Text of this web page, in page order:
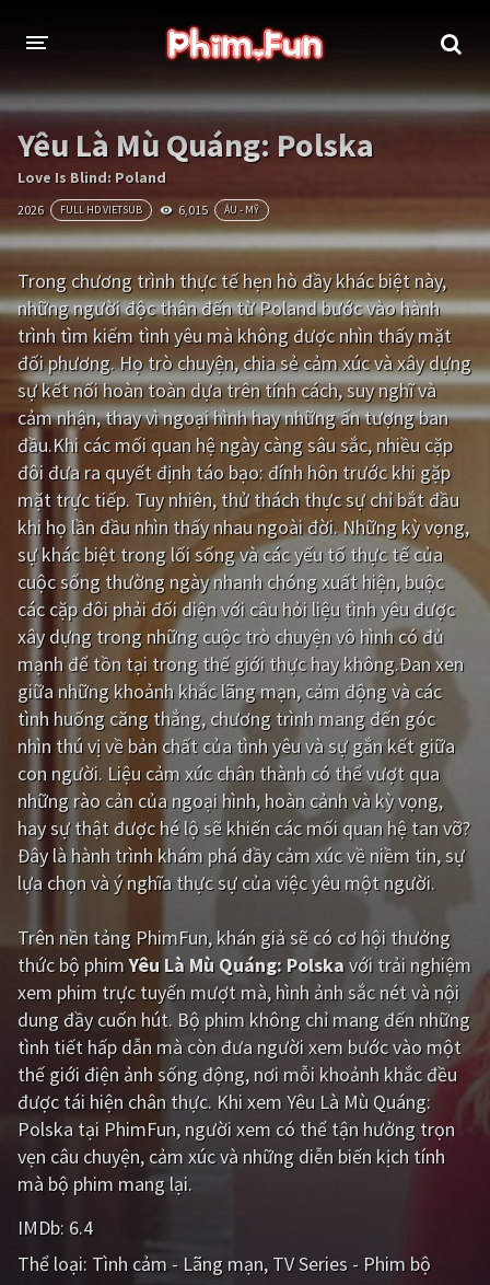
THỂ LOẠI
Thần thoại - Cổ trang
Tâm lý Chiến tranh
Kinh dị Tội phạm - Hình sự
Phiêu lưu Hài hước
Viễn tưởng Khoa học - Tài liệu
Hoạt hình Thể thao
Tình cảm - Lãng mạn Kỳ ảo
Giật gân Gia đình
Bí ẩn Lịch sử
Viễn Tây Tiểu sử
GameShow DramaTV
QUỐC GIA
Trung Quốc - Hồng Kông
Hàn Quốc Nhật Bản
Ấn Độ Việt Nam
Tổng hợp
CẬP NHẬT
PHIM MỚI
PHIM BỘ
PHIM LẺ
PHIM CHIẾU RẠP
TUYỂN TẬP PHIM
BLOG
Yêu Là Mù Quáng: Polska
Love Is Blind: Poland
2026 FULL HD VIETSUB 6,015 ÂU - MỸ
Trong chương trình thực tế hẹn hò đầy khác biệt này,
những người độc thân đến từ Poland bước vào hành
trình tìm kiếm tình yêu mà không được nhìn thấy mặt
đối phương. Họ trò chuyện, chia sẻ cảm xúc và xây dựng
sự kết nối hoàn toàn dựa trên tính cách, suy nghĩ và
cảm nhận, thay vì ngoại hình hay những ấn tượng ban
đầu.Khi các mối quan hệ ngày càng sâu sắc, nhiều cặp
đôi đưa ra quyết định táo bạo: đính hôn trước khi gặp
mặt trực tiếp. Tuy nhiên, thử thách thực sự chỉ bắt đầu
khi họ lần đầu nhìn thấy nhau ngoài đời. Những kỳ vọng,
sự khác biệt trong lối sống và các yếu tố thực tế của
cuộc sống thường ngày nhanh chóng xuất hiện, buộc
các cặp đôi phải đối diện với câu hỏi liệu tình yêu được
xây dựng trong những cuộc trò chuyện vô hình có đủ
mạnh để tồn tại trong thế giới thực hay không.Đan xen
giữa những khoảnh khắc lãng mạn, cảm động và các
tình huống căng thẳng, chương trình mang đến góc
nhìn thú vị về bản chất của tình yêu và sự gắn kết giữa
con người. Liệu cảm xúc chân thành có thể vượt qua
những rào cản của ngoại hình, hoàn cảnh và kỳ vọng,
hay sự thật được hé lộ sẽ khiến các mối quan hệ tan vỡ?
Đây là hành trình khám phá đầy cảm xúc về niềm tin, sự
lựa chọn và ý nghĩa thực sự của việc yêu một người.
Trên nền tảng PhimFun, khán giả sẽ có cơ hội thưởng
thức bộ phimYêu Là Mù Quáng: Polskavới trải nghiệm
xem phim trực tuyến mượt mà, hình ảnh sắc nét và nội
dung đầy cuốn hút. Bộ phim không chỉ mang đến những
tình tiết hấp dẫn mà còn đưa người xem bước vào một
thế giới điện ảnh sống động, nơi mỗi khoảnh khắc đều
được tái hiện chân thực. Khi xem Yêu Là Mù Quáng:
Polska tại PhimFun, người xem có thể tận hưởng trọn
vẹn câu chuyện, cảm xúc và những diễn biến kịch tính
mà bộ phim mang lại.
IMDb: 6.4
Thể loại: Tình cảm - Lãng mạn TV Series - Phim bộ